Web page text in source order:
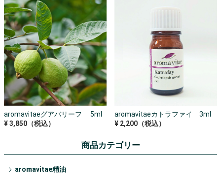
aromavitaeグアバリーフ 5ml
¥ 3,850（税込）
aromavitaeカトラファイ 3ml
¥ 2,200（税込）
商品カテゴリー
aromavitae精油